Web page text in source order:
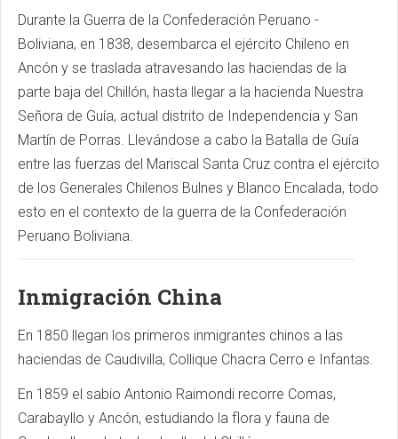
Durante la Guerra de la Confederación Peruano -
Boliviana, en 1838, desembarca el ejército Chileno en
Ancón y se traslada atravesando las haciendas de la
parte baja del Chillón, hasta llegar a la hacienda Nuestra
Señora de Guía, actual distrito de Independencia y San
Martín de Porras. Llevándose a cabo la Batalla de Guía
entre las fuerzas del Mariscal Santa Cruz contra el ejército
de los Generales Chilenos Bulnes y Blanco Encalada, todo
esto en el contexto de la guerra de la Confederación
Peruano Boliviana.
Inmigración China
En 1850 llegan los primeros inmigrantes chinos a las
haciendas de Caudivilla, Collique Chacra Cerro e Infantas.
En 1859 el sabio Antonio Raimondi recorre Comas,
Carabayllo y Ancón, estudiando la flora y fauna de